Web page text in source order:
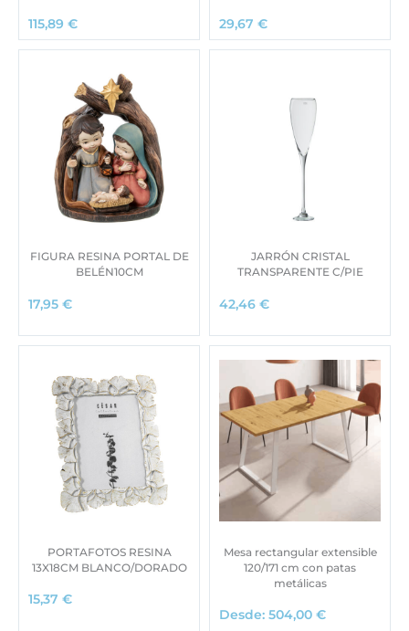
115,89 € 29,67 €
FIGURA RESINA PORTAL DE
BELÉN10CM
17,95 €
JARRÓN CRISTAL
TRANSPARENTE C/PIE
42,46 €
PORTAFOTOS RESINA
13X18CM BLANCO/DORADO
15,37 €
Mesa rectangular extensible
120/171 cm con patas
metálicas
Desde: 504,00 €